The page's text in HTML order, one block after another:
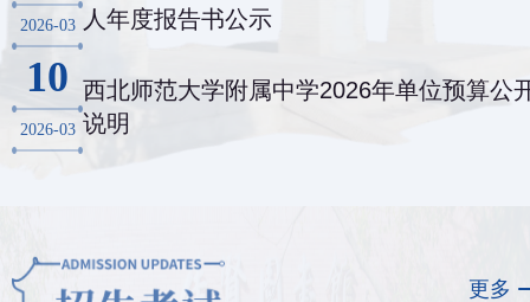
2026-03
人年度报告书公示
10
2026-03
西北师范大学附属中学2026年单位预算公
说明
更多